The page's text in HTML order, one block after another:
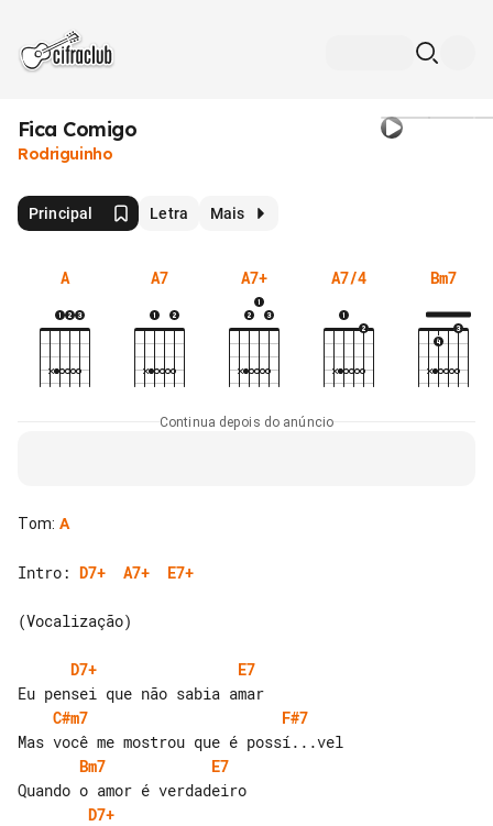
Fica Comigo
Rodriguinho
Principal Letra Mais
A A7 A7+ A7/4 Bm7
Continua depois do anúncio
Tom: A
Intro: D7+ A7+ E7+
(Vocalização)
D7+
E7
C#m7
F#7
Bm7
E7
D7+